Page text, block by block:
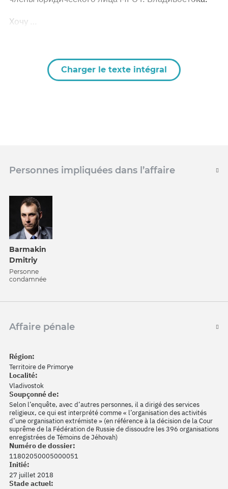
Хочу …
Charger le texte intégral
Personnes impliquées dans l’affaire
Barmakin
Dmitriy
Personne
condamnée
Affaire pénale
Région:
Territoire de Primorye
Localité:
Vladivostok
Soupçonné de:
Selon l’enquête, avec d’autres personnes, il a dirigé des services
religieux, ce qui est interprété comme « l’organisation des activités
d’une organisation extrémiste » (en référence à la décision de la Cour
suprême de la Fédération de Russie de dissoudre les 396 organisations
enregistrées de Témoins de Jéhovah)
Numéro de dossier:
11802050005000051
Initié:
27 juillet 2018
Stade actuel: